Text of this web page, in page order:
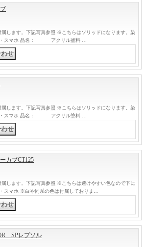
します。下記写真参照 ※こちらはソリッドになります。染
・スマホ 品名： アクリル塗料 …
します。下記写真参照 ※こちらはソリッドになります。染
・スマホ 品名： アクリル塗料 …
カブCT125
します。下記写真参照 ※こちらは透けやすい色なので下に
マホ ※白や同系の色は付属しておりま…
SPレプソル